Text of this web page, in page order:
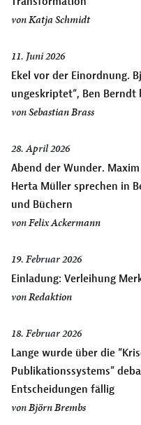
vonKatja Schmidt
11. Juni 2026
Ekel vor der Einordnung.
ungeskriptet“, Ben Berndt
vonSebastian Brass
28. April 2026
Abend der Wunder.
Herta Müller sprechen in
und Büchern
vonFelix Ackermann
19. Februar 2026
Einladung: Verleihung
vonRedaktion
18. Februar 2026
Lange wurde über die
Publikationssystems”
Entscheidungen fällig
vonBjörn Brembs